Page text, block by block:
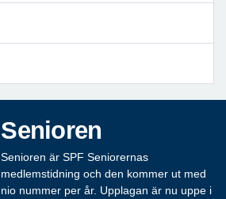
Senioren
Senioren är SPF Seniorernas
medlemstidning och den kommer ut med
nio nummer per år. Upplagan är nu uppe i